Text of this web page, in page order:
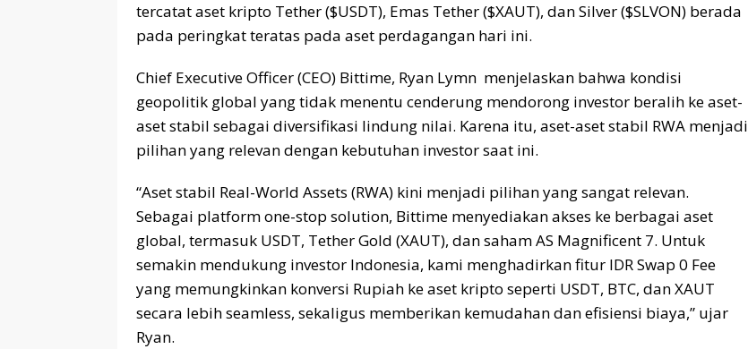
tercatat aset kripto Tether ($USDT), Emas Tether ($XAUT), dan Silver ($SLVON) berada
pada peringkat teratas pada aset perdagangan hari ini.
Chief Executive Officer (CEO) Bittime, Ryan Lymn menjelaskan bahwa kondisi
geopolitik global yang tidak menentu cenderung mendorong investor beralih ke aset-
aset stabil sebagai diversifikasi lindung nilai. Karena itu, aset-aset stabil RWA menjadi
pilihan yang relevan dengan kebutuhan investor saat ini.
“Aset stabil Real-World Assets (RWA) kini menjadi pilihan yang sangat relevan.
Sebagai platform one-stop solution, Bittime menyediakan akses ke berbagai aset
global, termasuk USDT, Tether Gold (XAUT), dan saham AS Magnificent 7. Untuk
semakin mendukung investor Indonesia, kami menghadirkan fitur IDR Swap 0 Fee
yang memungkinkan konversi Rupiah ke aset kripto seperti USDT, BTC, dan XAUT
secara lebih seamless, sekaligus memberikan kemudahan dan efisiensi biaya,” ujar
Ryan.